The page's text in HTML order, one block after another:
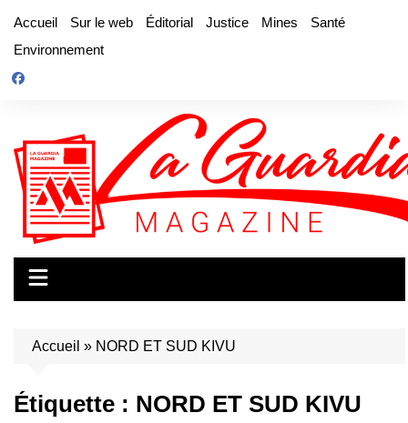
contenu
Accueil Sur le web Éditorial Justice Mines
Santé
Environnement
Accueil » NORD ET SUD KIVU
Étiquette : NORD ET SUD KIVU